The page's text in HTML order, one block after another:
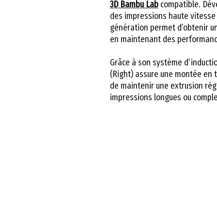
3D Bambu Lab compatible.
des impressions haute
génération permet d’obtenir
en maintenant des
Grâce à son système
(Right) assure une montée
de maintenir une extrusion
impressions longues ou